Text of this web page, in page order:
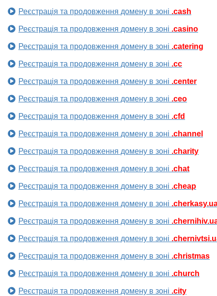
Реєстрація та продовження домену в зоні .cash
Реєстрація та продовження домену в зоні .casino
Реєстрація та продовження домену в зоні .catering
Реєстрація та продовження домену в зоні .cc
Реєстрація та продовження домену в зоні .center
Реєстрація та продовження домену в зоні .ceo
Реєстрація та продовження домену в зоні .cfd
Реєстрація та продовження домену в зоні .channel
Реєстрація та продовження домену в зоні .charity
Реєстрація та продовження домену в зоні .chat
Реєстрація та продовження домену в зоні .cheap
Реєстрація та продовження домену в зоні
Реєстрація та продовження домену в зоні
Реєстрація та продовження домену в зоні
Реєстрація та продовження домену в зоні .christmas
Реєстрація та продовження домену в зоні .church
Реєстрація та продовження домену в зоні .city